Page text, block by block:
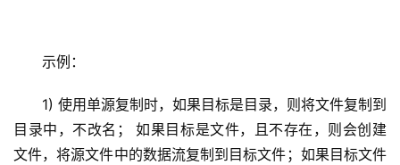
示例：
1) 使用单源复制时，如果目标是目录，则将文件复制到
目录中，不改名； 如果目标是文件，且不存在，则会创建
文件，将源文件中的数据流复制到目标文件；如果目标文件